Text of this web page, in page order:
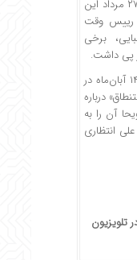
شد و دیگر روی آنتن نرفت. در قسمت ۲۷ مرداد این
رییس وقت
برخی
پی داشت.
حسین شاهمرادی مدیر شبکه ۴ سیما ۱۴ آبان‌ماه در
درباره
آن را به
انتظاری
تلویزیون